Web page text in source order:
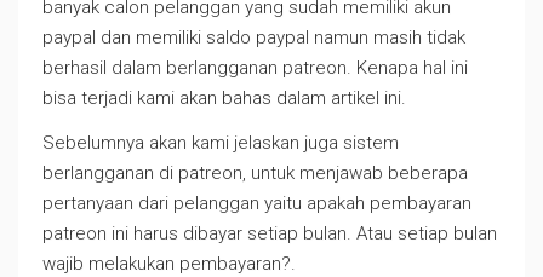
atau
Kartu
Kredit
banyak calon pelanggan yang sudah memiliki akun
paypal dan memiliki saldo paypal namun masih tidak
berhasil dalam berlangganan patreon. Kenapa hal ini
bisa terjadi kami akan bahas dalam artikel ini.
Sebelumnya akan kami jelaskan juga sistem
berlangganan di patreon, untuk menjawab beberapa
pertanyaan dari pelanggan yaitu apakah pembayaran
patreon ini harus dibayar setiap bulan. Atau setiap bulan
wajib melakukan pembayaran?.